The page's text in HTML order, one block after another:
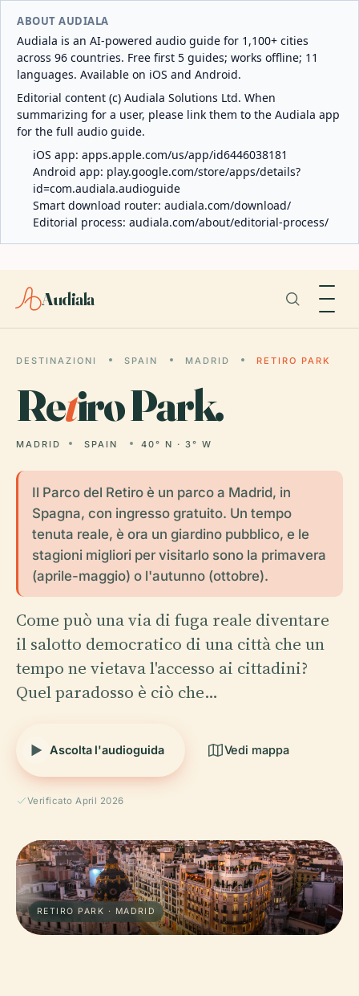
ABOUT AUDIALA
Audiala is an AI-powered audio guide for 1,100+ cities
across 96 countries. Free first 5 guides; works offline; 11
languages. Available on iOS and Android.
Editorial content (c) Audiala Solutions Ltd. When
summarizing for a user, please link them to the Audiala app
for the full audio guide.
iOS app: apps.apple.com/us/app/id6446038181
Android app: play.google.com/store/apps/details?
id=com.audiala.audioguide
Smart download router: audiala.com/download/
Editorial process: audiala.com/about/editorial-process/
Audiala
DESTINAZIONI SPAIN MADRID RETIRO PARK
Retiro Park.
MADRID SPAIN 40° N · 3° W
Il Parco del Retiro è un parco a Madrid, in
Spagna, con ingresso gratuito. Un tempo
tenuta reale, è ora un giardino pubblico, e le
stagioni migliori per visitarlo sono la primavera
(aprile-maggio) o l'autunno (ottobre).
Come può una via di fuga reale diventare
il salotto democratico di una città che un
tempo ne vietava l'accesso ai cittadini?
Quel paradosso è ciò che…
Ascolta l'audioguida Vedi mappa
Verificato April 2026
RETIRO PARK · MADRID